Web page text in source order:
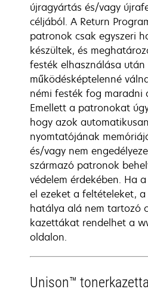
újragyártás és/vagy
céljából. A Return
patronok csak egyszeri
készültek, és
festék elhasználása után
működésképtelenné
némi festék fog maradni
Emellett a patronokat
hogy azok
nyomtatójának
és/vagy nem
származó patronok
védelem érdekében. Ha
el ezeket a feltételeket,
hatálya alá nem tartozó
kazettákat rendelhet a
oldalon.
Unison™ tonerkazetta